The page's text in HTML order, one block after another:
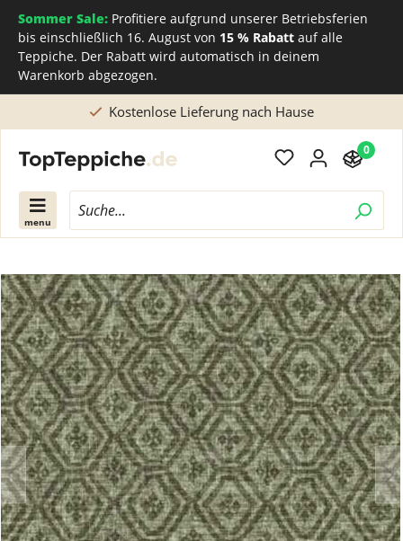
Sommer Sale: Profitiere aufgrund unserer Betriebsferien
bis einschließlich 16. August von 15 % Rabatt auf alle
Teppiche. Der Rabatt wird automatisch in deinem
Warenkorb abgezogen.
nach Hause Direkt beim
menu
0